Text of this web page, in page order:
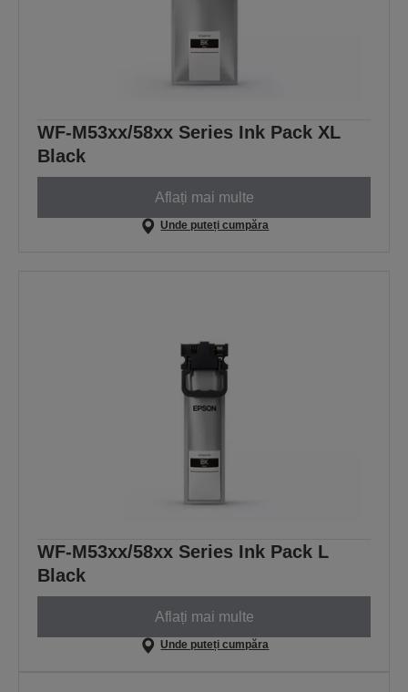
WF-M53xx/58xx Series Ink Pack XL
Black
Aflați mai multe
Unde puteți cumpăra
WF-M53xx/58xx Series Ink Pack L
Black
Aflați mai multe
Unde puteți cumpăra